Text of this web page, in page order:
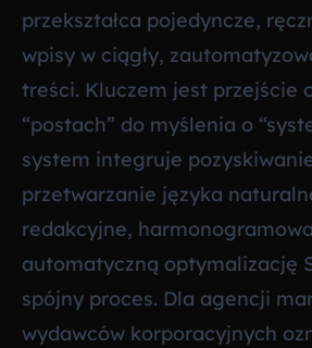
przekształca pojedyncze,
wpisy w ciągły,
treści. Kluczem jest przejście
“postach” do myślenia o
system integruje
przetwarzanie języka
redakcyjne,
automatyczną optymalizację
spójny proces. Dla agencji
wydawców korporacyjnych